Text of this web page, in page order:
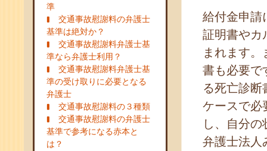
準
交通事故慰謝料の弁護士
基準は絶対か？
交通事故慰謝料弁護士基
準なら弁護士利用？
交通事故慰謝料弁護士基
準の受け取りに必要となる
弁護士
交通事故慰謝料の３種類
交通事故慰謝料の弁護士
基準で参考になる赤本と
は？
給付金申請
証明書やカ
まれます
書も必要で
る死亡診
ケースで必
し、自分
弁護士法人